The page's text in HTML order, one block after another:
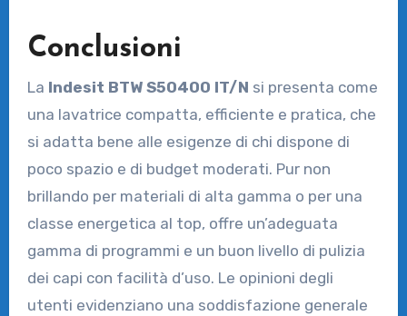
Conclusioni
La Indesit BTW S50400 IT/N si presenta come
una lavatrice compatta, efficiente e pratica, che
si adatta bene alle esigenze di chi dispone di
poco spazio e di budget moderati. Pur non
brillando per materiali di alta gamma o per una
classe energetica al top, offre un’adeguata
gamma di programmi e un buon livello di pulizia
dei capi con facilità d’uso. Le opinioni degli
utenti evidenziano una soddisfazione generale